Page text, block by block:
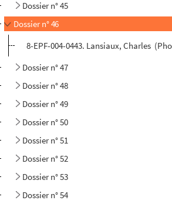
Dossier n° 45
Dossier n° 46
8-EPF-004-0443. Lansiaux, Charles
Dossier n° 47
Dossier n° 48
Dossier n° 49
Dossier n° 50
Dossier n° 51
Dossier n° 52
Dossier n° 53
Dossier n° 54